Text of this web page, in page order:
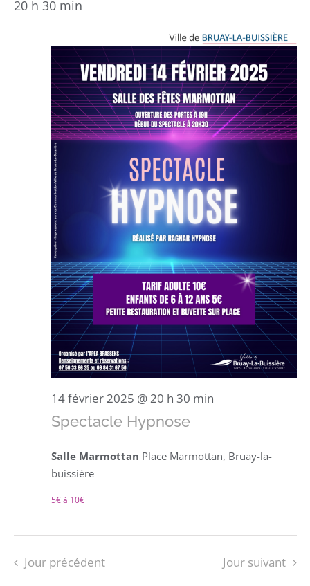
20 h 30 min
14 février 2025 @ 20 h 30 min
Spectacle Hypnose
Salle Marmottan Place Marmottan, Bruay-la-
buissière
5€ à 10€
Jour précédent Jour suivant